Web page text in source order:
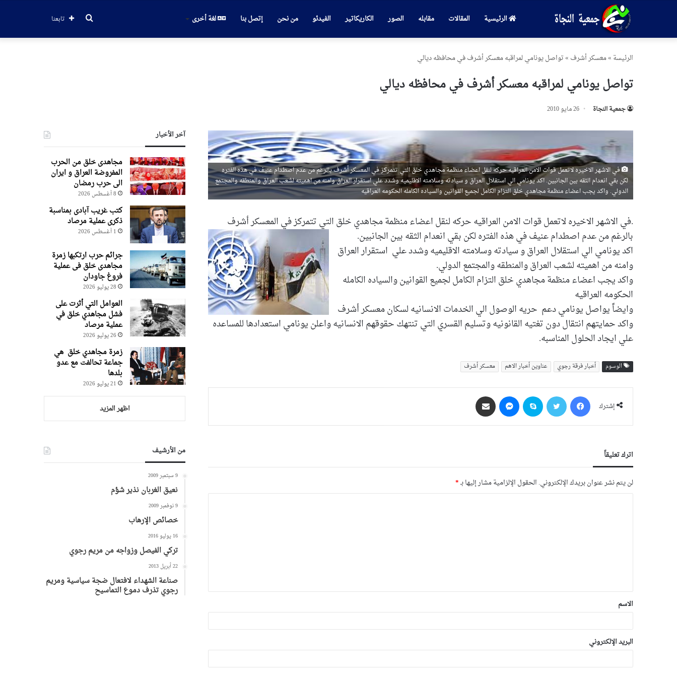
الرئيسية المقالات مقابله الصور الكاريكاتير الفيدئو من نحن إتصل بنا لغة أخرى تابعنا بحث
الرئیسة »معسكر أشرف »تواصل يونامي لمراقبه معسكر أشرف في محافظه ديالي
تواصل يونامي لمراقبه معسكر أشرف في محافظه ديالي
جمعیة النجاة 26 مايو 2010
في الاشهر الاخيره لاتعمل قوات الامن العراقيه حركه لنقل اعضاء منظمة مجاهدي خلق التي تتمركز في المعسكر أشرف بالرغم من عدم اصطدام عنيف في هذه الفتره
لكن بقي انعدام الثقه بين الجانبين. اكد يونامي الي استقلال العراق و سيادته وسلامته الاقليميه وشدد علي استقرار العراق وامنه من اهميته لشعب العراق والمنطقه والمجتمع
الدولي. واكد يجب اعضاء منظمة مجاهدي خلق التزام الكامل لجميع القوانين والسياده الكامله الحكومه العراقيه
.في الاشهر الاخيره لاتعمل قوات الامن العراقيه حركه لنقل اعضاء منظمة مجاهدي خلق التي تتمركز في المعسكر أشرف
بالرغم من عدم اصطدام عنيف في هذه الفتره لكن بقي انعدام الثقه بين الجانبين.
اكد يونامي الي استقلال العراق و سيادته وسلامته الاقليميه وشدد علي استقرار العراق
وامنه من اهميته لشعب العراق والمنطقه والمجتمع الدولي.
واكد يجب اعضاء منظمة مجاهدي خلق التزام الكامل لجميع القوانين والسياده الكامله
الحكومه العراقيه
وايضاً يواصل يونامي دعم حريه الوصول الي الخدمات الانسانيه لسكان معسكر أشرف
واكد حمايتهم انتقال دون تغتيه القانونيه وتسليم القسري التي تنتهك حقوقهم الانسانيه واعلن يونامي استعدادها للمساعده
علي ايجاد الحلول المناسبه.
الوسوم أخبار فرقة رجوي عناوین أخبار الاهم معسکر أشرف
إشترك
فيسبوك سكايب ماسنجر
اترك تعليقاً
لن يتم نشر عنوان بريدك الإلكتروني. الحقول الإلزامية مشار إليها بـ*
الاسم
البريد الإلكتروني
آخر الأخبار
مجاهدی خلق من الحرب
المفروضة العراق و ایران
الی حرب رمضان
8 أغسطس 2026
کتب غریب آبادی بمناسبة
ذکری عملیة مرصاد
1 أغسطس 2026
جرائم حرب ارتکبها زمرة
مجاهدی خلق فی عملیة
فروغ جاودان
28 يوليو 2026
العوامل التي أثرت على
فشل مجاهدي خلق في
عملية مرصاد
26 يوليو 2026
زمرة مجاهدي خلق هي
جماعة تحالفت مع عدو
بلدها
21 يوليو 2026
اظهر المزيد
من الأرشيف
9 سبتمبر 2009
نعيق الغربان نذير شؤم
9 نوفمبر 2009
خصائص الإرهاب
16 يوليو 2016
تركي الفيصل وزواجه من مريم رجوي
22 أبريل 2013
صناعة الشهداء لافتعال ضجة سياسية ومريم
رجوي تذرف دموع التماسيح